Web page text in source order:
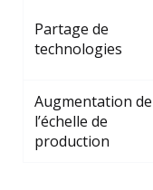
Partage de
technologies
Augmentation de
l’échelle de
production